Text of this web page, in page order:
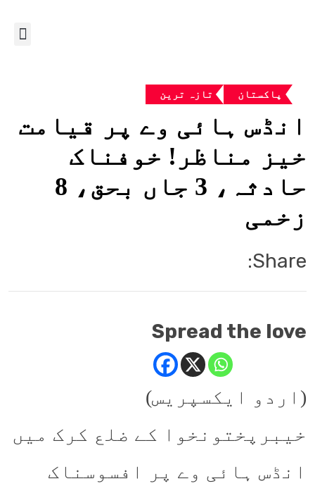
پاکستان تازہ ترین
انڈس ہائی وے پر قیامت
خیز مناظر! خوفناک
حادثہ، 3 جاں بحق، 8
زخمی
Share:
Spread the love
(اردو ایکسپریس)
خیبرپختونخوا کے ضلع کرک میں
انڈس ہائی وے پر افسوسناک